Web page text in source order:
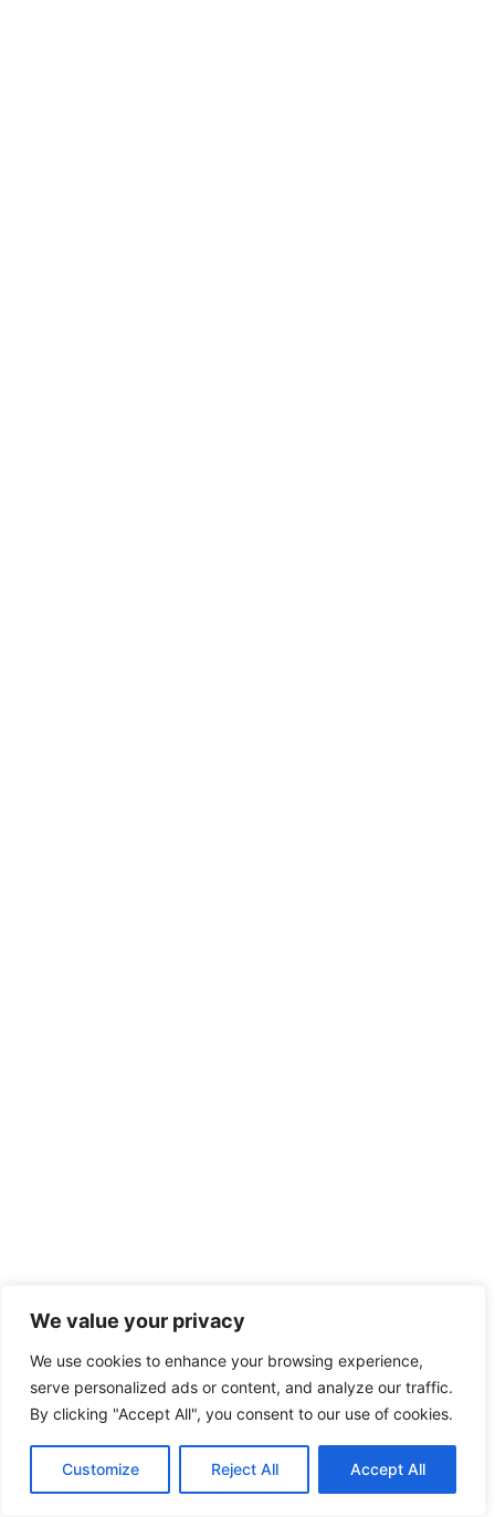
We value your privacy
We use cookies to enhance your browsing experience,
serve personalized ads or content, and analyze our traffic.
By clicking "Accept All", you consent to our use of cookies.
Customize Reject All Accept All